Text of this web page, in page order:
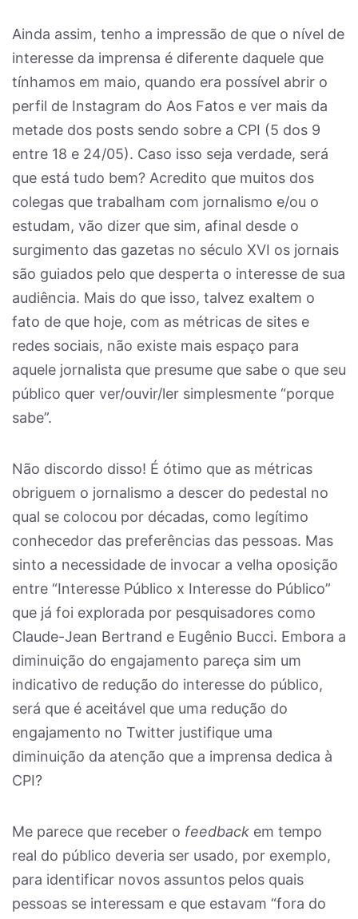
Ainda assim, tenho a impressão de que o nível de
interesse da imprensa é diferente daquele que
tínhamos em maio, quando era possível abrir o
perfil de Instagram do Aos Fatos e ver mais da
metade dos posts sendo sobre a CPI (5 dos 9
entre 18 e 24/05). Caso isso seja verdade, será
que está tudo bem? Acredito que muitos dos
colegas que trabalham com jornalismo e/ou o
estudam, vão dizer que sim, afinal desde o
surgimento das gazetas no século XVI os jornais
são guiados pelo que desperta o interesse de sua
audiência. Mais do que isso, talvez exaltem o
fato de que hoje, com as métricas de sites e
redes sociais, não existe mais espaço para
aquele jornalista que presume que sabe o que seu
público quer ver/ouvir/ler simplesmente “porque
sabe”.
Não discordo disso! É ótimo que as métricas
obriguem o jornalismo a descer do pedestal no
qual se colocou por décadas, como legítimo
conhecedor das preferências das pessoas. Mas
sinto a necessidade de invocar a velha oposição
entre “Interesse Público x Interesse do Público”
que já foi explorada por pesquisadores como
Claude-Jean Bertrand e Eugênio Bucci. Embora a
diminuição do engajamento pareça sim um
indicativo de redução do interesse do público,
será que é aceitável que uma redução do
engajamento no Twitter justifique uma
diminuição da atenção que a imprensa dedica à
CPI?
Me parece que receber o feedback em tempo
real do público deveria ser usado, por exemplo,
para identificar novos assuntos pelos quais
pessoas se interessam e que estavam “fora do